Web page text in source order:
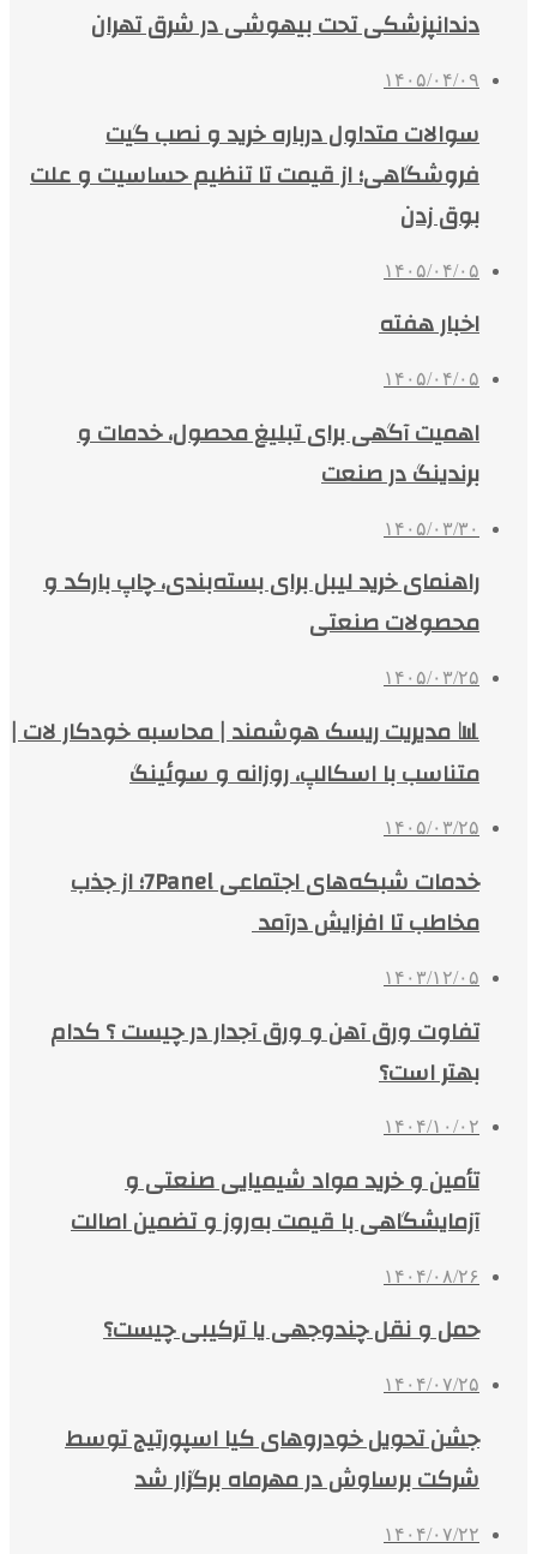
دندانپزشکی تحت بیهوشی در شرق تهران
۱۴۰۵/۰۴/۰۹
سوالات متداول درباره خرید و نصب گیت
فروشگاهی؛ از قیمت تا تنظیم حساسیت و علت
بوق زدن
۱۴۰۵/۰۴/۰۵
اخبار هفته
۱۴۰۵/۰۴/۰۵
اهمیت آگهی برای تبلیغ محصول، خدمات و
برندینگ در صنعت
۱۴۰۵/۰۳/۳۰
راهنمای خرید لیبل برای بسته‌بندی، چاپ بارکد و
محصولات صنعتی
۱۴۰۵/۰۳/۲۵
📊 مدیریت ریسک هوشمند | محاسبه خودکار لات |
متناسب با اسکالپ، روزانه و سوئینگ
۱۴۰۵/۰۳/۲۵
خدمات شبکه‌های اجتماعی 7Panel؛ از جذب
مخاطب تا افزایش درآمد
۱۴۰۳/۱۲/۰۵
تفاوت ورق آهن و ورق آجدار در چیست ؟ کدام
بهتر است؟
۱۴۰۴/۱۰/۰۲
تأمین و خرید مواد شیمیایی صنعتی و
آزمایشگاهی با قیمت به‌روز و تضمین اصالت
۱۴۰۴/۰۸/۲۶
حمل و نقل چندوجهی یا ترکیبی چیست؟
۱۴۰۴/۰۷/۲۵
جشن تحویل خودروهای کیا اسپورتیج توسط
شرکت برساوش در مهرماه برگزار شد
۱۴۰۴/۰۷/۲۲